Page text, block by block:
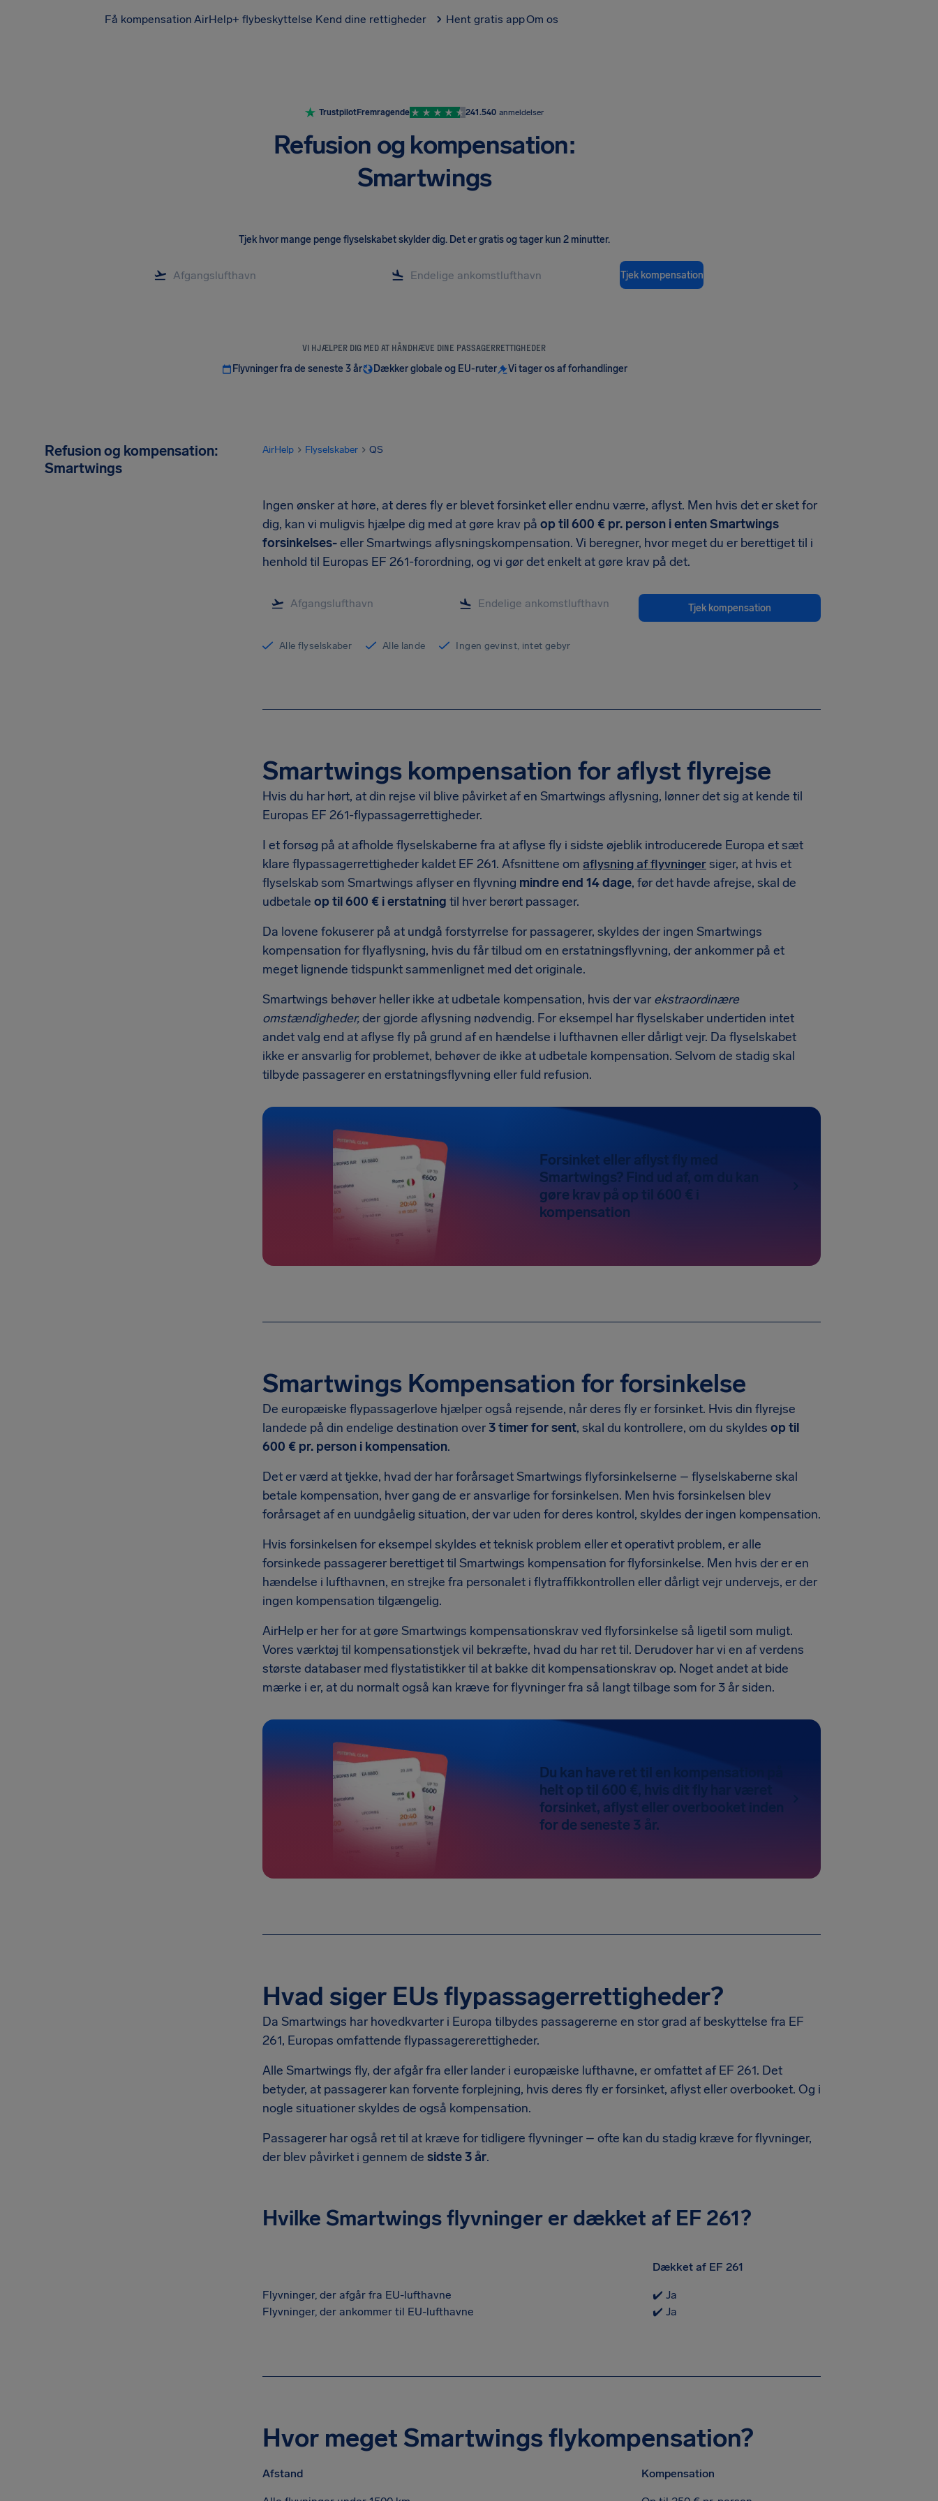
Få kompensation AirHelp+ flybeskyttelse Kend dine rettigheder Hent gratis appOm os
TrustpilotFremragende 241.540 anmeldelser
Refusion og kompensation:
Smartwings
Tjek hvor mange penge flyselskabet skylder dig. Det er gratis og tager kun 2 minutter.
Tjek kompensation
VI HJÆLPER DIG MED AT HÅNDHÆVE DINE PASSAGERRETTIGHEDER
Flyvninger fra de seneste 3 år Dækker globale og EU-ruter Vi tager os af forhandlinger
Refusion og kompensation:
Smartwings
AirHelp Flyselskaber QS
Ingen ønsker at høre, at deres fly er blevet forsinket eller endnu værre, aflyst. Men hvis det er sket for
dig, kan vi muligvis hjælpe dig med at gøre krav på op til 600 € pr. person i enten Smartwings
forsinkelses-eller Smartwings aflysningskompensation. Vi beregner, hvor meget du er berettiget til i
henhold til Europas EF 261-forordning, og vi gør det enkelt at gøre krav på det.
Tjek kompensation
Alle flyselskaber Alle lande Ingen gevinst, intet gebyr
Smartwings kompensation for aflyst flyrejse
Hvis du har hørt, at din rejse vil blive påvirket af en Smartwings aflysning, lønner det sig at kende til
Europas EF 261-flypassagerrettigheder.
I et forsøg på at afholde flyselskaberne fra at aflyse fly i sidste øjeblik introducerede Europa et sæt
klare flypassagerrettigheder kaldet EF 261. Afsnittene om aflysning af flyvningersiger, at hvis et
flyselskab som Smartwings aflyser en flyvning mindre end 14 dage, før det havde afrejse, skal de
udbetale op til 600 € i erstatning til hver berørt passager.
Da lovene fokuserer på at undgå forstyrrelse for passagerer, skyldes der ingen Smartwings
kompensation for flyaflysning, hvis du får tilbud om en erstatningsflyvning, der ankommer på et
meget lignende tidspunkt sammenlignet med det originale.
Smartwings behøver heller ikke at udbetale kompensation, hvis der var ekstraordinære
omstændigheder,der gjorde aflysning nødvendig. For eksempel har flyselskaber undertiden intet
andet valg end at aflyse fly på grund af en hændelse i lufthavnen eller dårligt vejr. Da flyselskabet
ikke er ansvarlig for problemet, behøver de ikke at udbetale kompensation. Selvom de stadig skal
tilbyde passagerer en erstatningsflyvning eller fuld refusion.
Forsinket eller aflyst fly med
Smartwings? Find ud af, om du kan
gøre krav på op til 600 € i
kompensation
Smartwings Kompensation for forsinkelse
De europæiske flypassagerlove hjælper også rejsende, når deres fly er forsinket. Hvis din flyrejse
landede på din endelige destination over3 timer for sent, skal du kontrollere, om du skyldes op til
600 € pr. person i kompensation.
Det er værd at tjekke, hvad der har forårsaget Smartwings flyforsinkelserne – flyselskaberne skal
betale kompensation, hver gang de er ansvarlige for forsinkelsen. Men hvis forsinkelsen blev
forårsaget af en uundgåelig situation, der var uden for deres kontrol, skyldes der ingen kompensation.
Hvis forsinkelsen for eksempel skyldes et teknisk problem eller et operativt problem, er alle
forsinkede passagerer berettiget til Smartwings kompensation for flyforsinkelse. Men hvis der er en
hændelse i lufthavnen, en strejke fra personalet i flytraffikkontrollen eller dårligt vejr undervejs, er der
ingen kompensation tilgængelig.
AirHelp er her for at gøre Smartwings kompensationskrav ved flyforsinkelse så ligetil som muligt.
Vores værktøj til kompensationstjek vil bekræfte, hvad du har ret til. Derudover har vi en af verdens
største databaser med flystatistikker til at bakke dit kompensationskrav op. Noget andet at bide
mærke i er, at du normalt også kan kræve for flyvninger fra så langt tilbage som for 3 år siden.
Du kan have ret til en kompensation på
helt op til 600 €, hvis dit fly har været
forsinket, aflyst eller overbooket inden
for de seneste 3 år.
Hvad siger EUs flypassagerrettigheder?
Da Smartwings har hovedkvarter i Europa tilbydes passagererne en stor grad af beskyttelse fra EF
261, Europas omfattende flypassagererettigheder.
Alle Smartwings fly, der afgår fra eller lander i europæiske lufthavne, er omfattet af EF 261. Det
betyder, at passagerer kan forvente forplejning, hvis deres fly er forsinket, aflyst eller overbooket. Og i
nogle situationer skyldes de også kompensation.
Passagerer har også ret til at kræve for tidligere flyvninger – ofte kan du stadig kræve for flyvninger,
der blev påvirket i gennem de sidste 3 år.
Hvilke Smartwings flyvninger er dækket af EF 261?
Dækket af EF 261
Flyvninger, der afgår fra EU-lufthavne
✔️ Ja
Flyvninger, der ankommer til EU-lufthavne
✔️ Ja
Hvor meget Smartwings flykompensation?
Afstand Kompensation